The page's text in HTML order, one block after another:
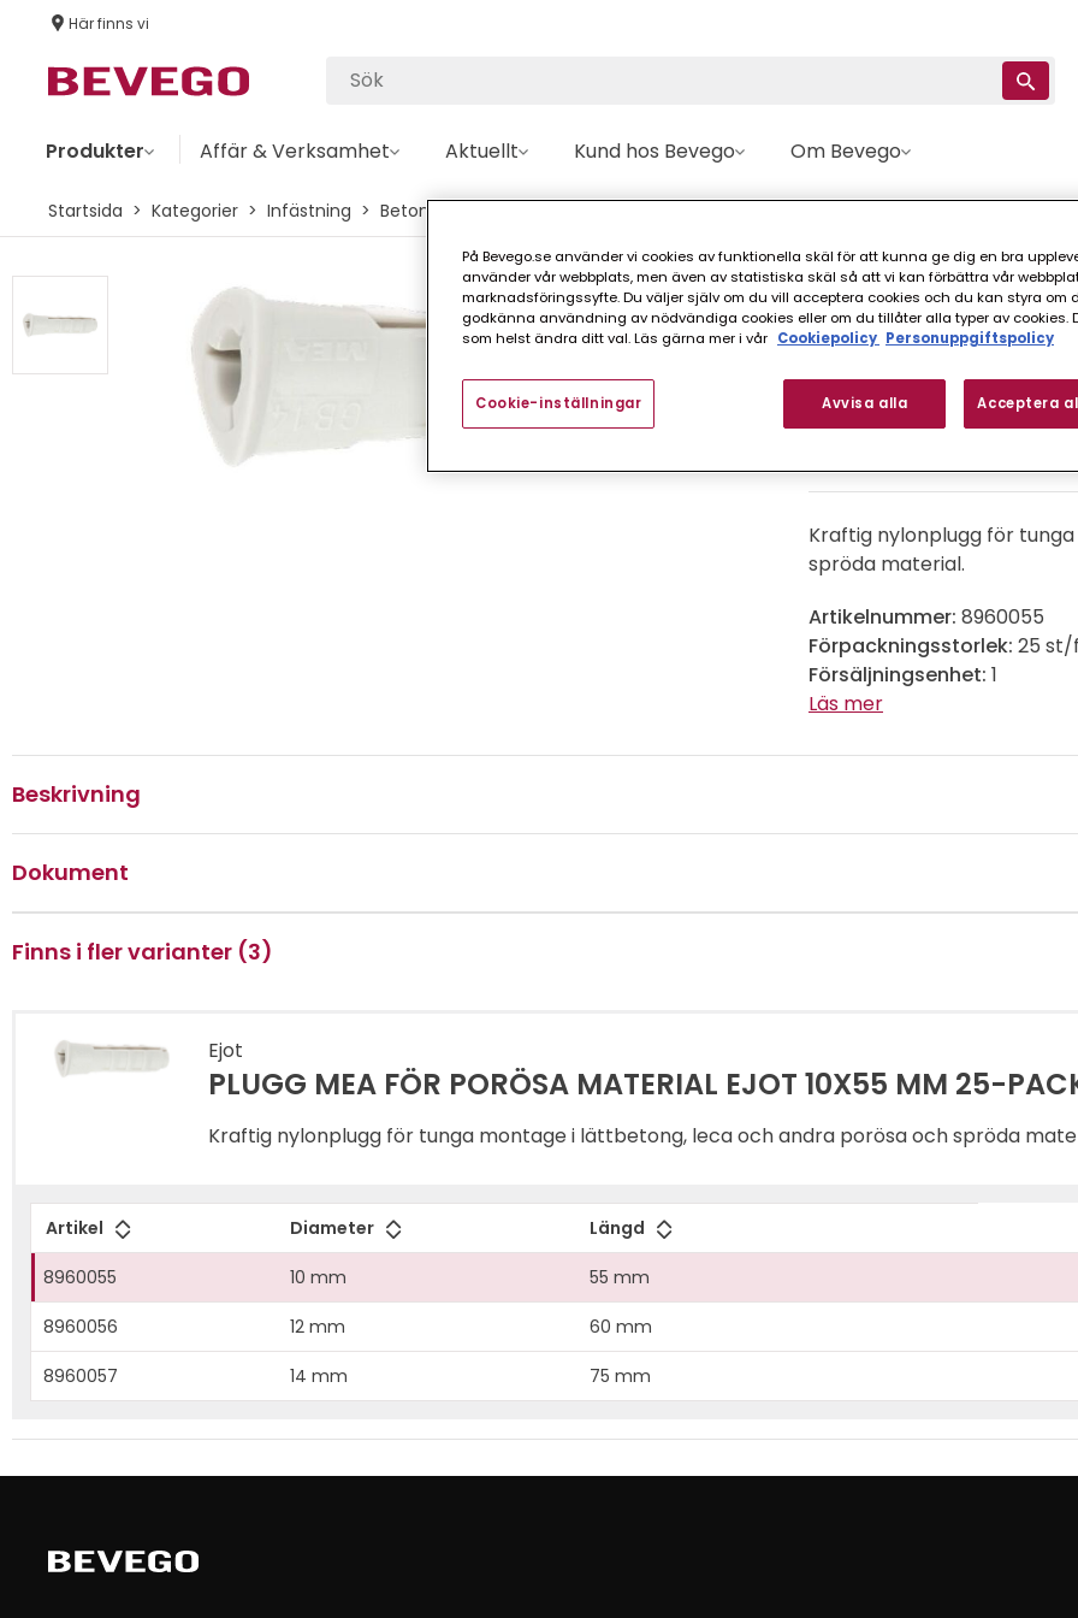
Här finns vi
Produkter Affär & Verksamhet Aktuellt Kund hos Bevego Om Bevego
Startsida Kategorier Infästning Betong
Ejot
PLUGG MEA FÖR
Kraftig nylonplugg för
spröda material.
Artikelnummer: 8960055
Förpackningsstorlek: 25
Försäljningsenhet: 1
Läs mer
Beskrivning
Dokument
Finns i fler varianter (3)
Ejot
PLUGG MEA FÖR PORÖSA MATERIAL EJOT 10X55 MM 25-
Kraftig nylonplugg för tunga montage i lättbetong, leca och andra porösa och spröda
Artikel Diameter Längd
8960055 10 mm 55 mm
8960056 12 mm 60 mm
8960057 14 mm 75 mm
På Bevego.se använder vi cookies av funktionella skäl för att kunna ge dig en bra
använder vår webbplats, men även av statistiska skäl så att vi kan förbättra vår
marknadsföringssyfte. Du väljer själv om du vill acceptera cookies och du kan styra om
godkänna användning av nödvändiga cookies eller om du tillåter alla typer av cookies.
som helst ändra ditt val. Läs gärna mer i vår Cookiepolicy Personuppgiftspolicy
Avvisa alla Acceptera
Cookie-inställningar